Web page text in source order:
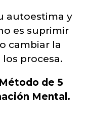
autoestima y
es suprimir
cambiar la
procesa.
Método de 5
Mental.